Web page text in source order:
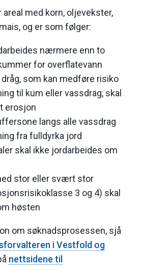
med korn, oljevekster,
og er som følger:
nærmere enn to
for overflatevann
som kan medføre risiko
til kum eller vassdrag, skal
erosjon
langs alle vassdrag
fra fulldyrka jord
skal ikke jordarbeides om
stor eller svært stor
3 og 4) skal
høsten
om søknadsprosessen, sjå
i Vestfold og
nettsidene til